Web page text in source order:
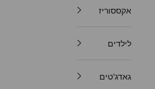
אקססוריז
לילדים
גאדג'טים